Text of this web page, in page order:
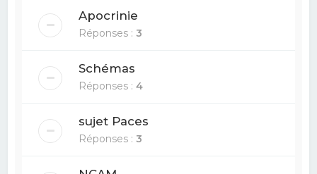
Apocrinie
Réponses :3
Schémas
Réponses :4
sujet Paces
Réponses :3